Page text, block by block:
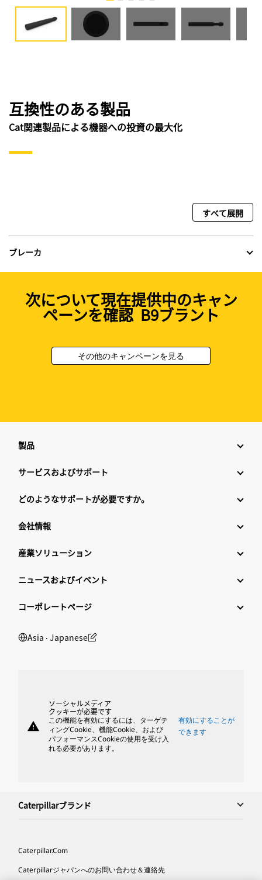
互換性のある製品
Cat関連製品による機器への投資の最大化
すべて展開
ブレーカ
次について現在提供中のキャン
ペーンを確認 B9ブラント
その他のキャンペーンを見る
製品
サービスおよびサポート
どのようなサポートが必要ですか。
会社情報
産業ソリューション
ニュースおよびイベント
コーポレートページ
Asia ‧ Japanese
warning
ソーシャルメディア
クッキーが必要です
この機能を有効にするには、ターゲテ
ィングCookie、機能Cookie、および
パフォーマンスCookieの使用を受け入
れる必要があります。
有効にすることが
できます
Caterpillarブランド
Caterpillar.com
Caterpillarジャパンへのお問い合わせ＆連絡先